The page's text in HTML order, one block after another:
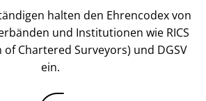
halten den Ehrencodex von
und Institutionen wie RICS
Chartered Surveyors) und DGSV
ein.